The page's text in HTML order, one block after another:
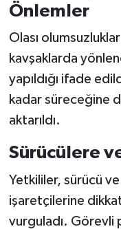
Önlemler
Olası
kavşaklarda
yapıldığı ifade
kadar süreceğine
aktarıldı.
Sürücülere
Yetkililer, sürücü
işaretçilerine
vurguladı. Görevli